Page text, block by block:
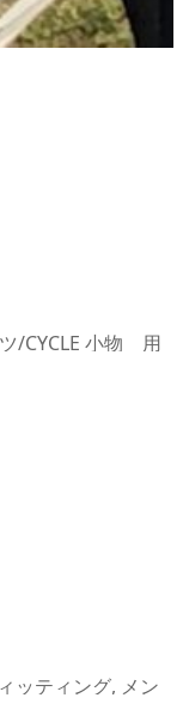
/CYCLE 小物 用
ッティング, メン